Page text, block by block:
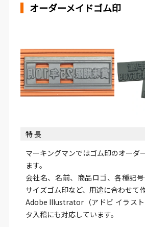
オーダーメイドゴム印
特 長
マーキングマンではゴム印のオーダ
ます。
会社名、名前、商品ロゴ、各種記
サイズゴム印など、用途に合わせて
Adobe Illustrator（アドビ イラス
タ入稿にも対応しています。